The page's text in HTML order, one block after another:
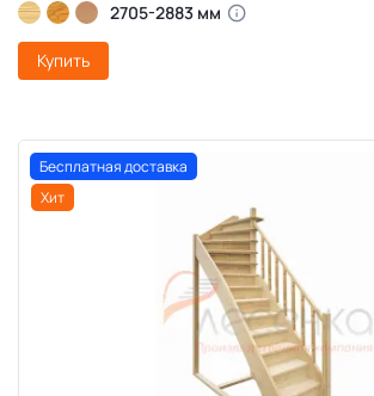
2705-2883 мм
Купить
Бесплатная доставка
Хит